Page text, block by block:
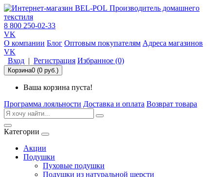
Производитель домашнего
текстиля
8 800 250-02-33
VK
О компании Блог Оптовым покупателям Адреса магазинов
VK
Вход | Регистрация Избранное (0)
Корзина0 (0 руб.)
Ваша корзина пуста!
Программа лояльности Доставка и оплата Возврат товара
Категории
Акции
Подушки
Пуховые подушки
Подушки из натуральной шерсти